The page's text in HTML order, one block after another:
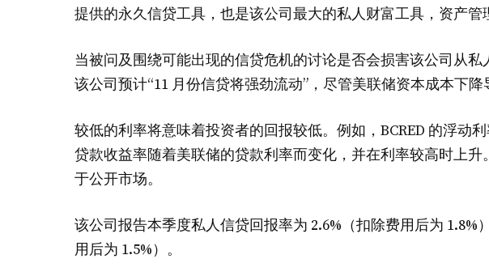
提供的永久信贷工具，也是该公司最大的私人财富工具，资产管
当被问及围绕可能出现的信贷危机的讨论是否会损害该公司从私
该公司预计“11 月份信贷将强劲流动”，尽管美联储资本成本下降
较低的利率将意味着投资者的回报较低。例如，BCRED 的浮动
贷款收益率随着美联储的贷款利率而变化，并在利率较高时上
于公开市场。
该公司报告本季度私人信贷回报率为 2.6%（扣除费用后为 1.8%
用后为 1.5%）。